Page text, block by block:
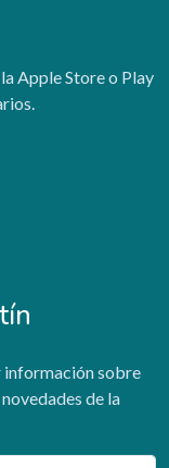
Apple Store o Play
sobre
de la